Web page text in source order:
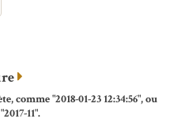
comme "2018-01-23 12:34:56", ou
11".